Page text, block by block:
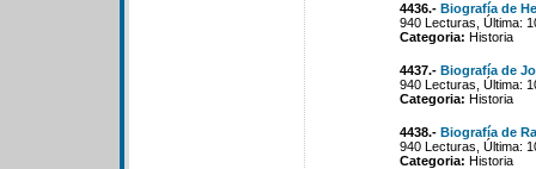
4436.- Biografía de
940 Lecturas, Última:
Categoria: Historia
4437.- Biografía de
940 Lecturas, Última:
Categoria: Historia
4438.- Biografía de
940 Lecturas, Última:
Categoria: Historia